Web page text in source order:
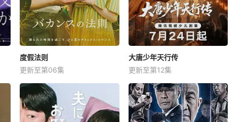
度假法则
更新至第06集
大唐少年天行传
更新至第12集